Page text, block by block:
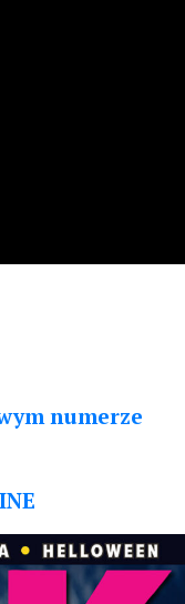
numerze